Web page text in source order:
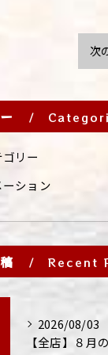
次
リー
ション
Recent
2026/08/03